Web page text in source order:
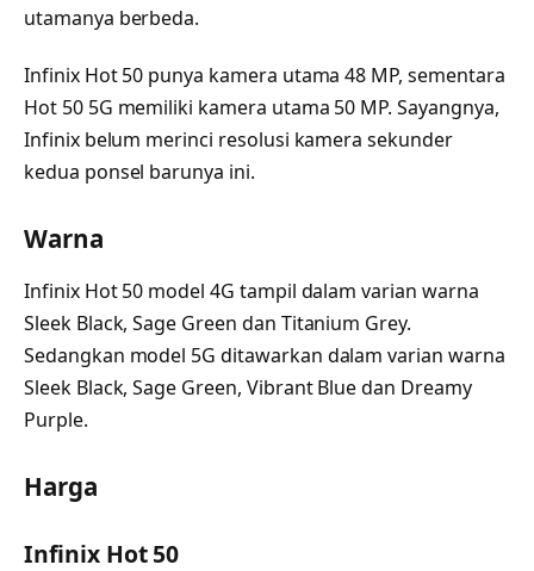
utamanya berbeda.
Infinix Hot 50 punya kamera utama 48 MP, sementara
Hot 50 5G memiliki kamera utama 50 MP. Sayangnya,
Infinix belum merinci resolusi kamera sekunder
kedua ponsel barunya ini.
Warna
Infinix Hot 50 model 4G tampil dalam varian warna
Sleek Black, Sage Green dan Titanium Grey.
Sedangkan model 5G ditawarkan dalam varian warna
Sleek Black, Sage Green, Vibrant Blue dan Dreamy
Purple.
Harga
Infinix Hot 50